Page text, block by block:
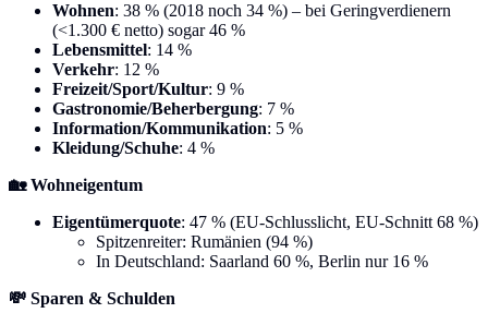
Wohnen: 38 % (2018 noch 34 %) – bei Geringverdienern
(<1.300 € netto) sogar 46 %
Lebensmittel: 14 %
Verkehr: 12 %
Freizeit/Sport/Kultur: 9 %
Gastronomie/Beherbergung: 7 %
Information/Kommunikation: 5 %
Kleidung/Schuhe: 4 %
🏡 Wohneigentum
Eigentümerquote: 47 % (EU-Schlusslicht, EU-Schnitt 68 %)
Spitzenreiter: Rumänien (94 %)
In Deutschland: Saarland 60 %, Berlin nur 16 %
💸 Sparen & Schulden